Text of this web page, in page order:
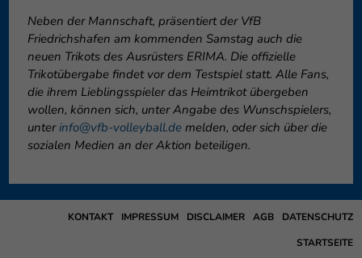
Neben der Mannschaft, präsentiert der VfB
Friedrichshafen am kommenden Samstag auch die
neuen Trikots des Ausrüsters ERIMA. Die offizielle
Trikotübergabe findet vor dem Testspiel statt. Alle Fans,
die ihrem Lieblingsspieler das Heimtrikot übergeben
wollen, können sich, unter Angabe des Wunschspielers,
unterinfo@vfb-volleyball.demelden, oder sich über die
sozialen Medien an der Aktion beteiligen.
DATENSCHUTZ
AGB
DISCLAIMER
IMPRESSUM
KONTAKT
STARTSEITE